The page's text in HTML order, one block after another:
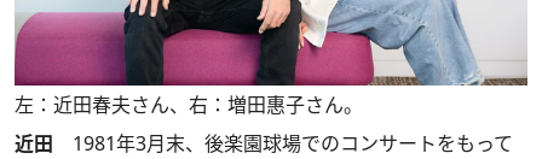
左：近田春夫さん、右：増田惠子さん。
近田 1981年3月末、後楽園球場でのコンサートをもって